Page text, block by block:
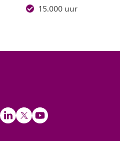
15.000 uur